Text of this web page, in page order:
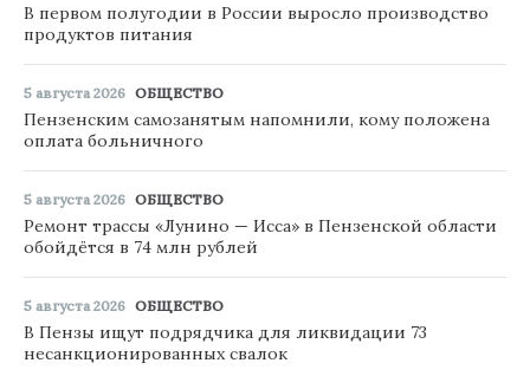
В первом полугодии в России выросло производство
продуктов питания
5 августа 2026 ОБЩЕСТВО
Пензенским самозанятым напомнили, кому положена
оплата больничного
5 августа 2026 ОБЩЕСТВО
Ремонт трассы «Лунино — Исса» в Пензенской области
обойдётся в 74 млн рублей
5 августа 2026 ОБЩЕСТВО
В Пензы ищут подрядчика для ликвидации 73
несанкционированных свалок